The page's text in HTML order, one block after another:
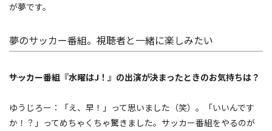
が夢です。
夢のサッカー番組。視聴者と一緒に楽しみたい
――サッカー番組『水曜はJ！』の出演が決まったときのお気持ちは？
ゆうじろー：「え、早！」って思いました（笑）。「いいんです
か！？」ってめちゃくちゃ驚きました。サッカー番組をやるのが